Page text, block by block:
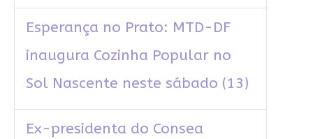
Esperança no Prato: MTD-DF
inaugura Cozinha Popular no
Sol Nascente neste sábado (13)
Ex-presidenta do Consea